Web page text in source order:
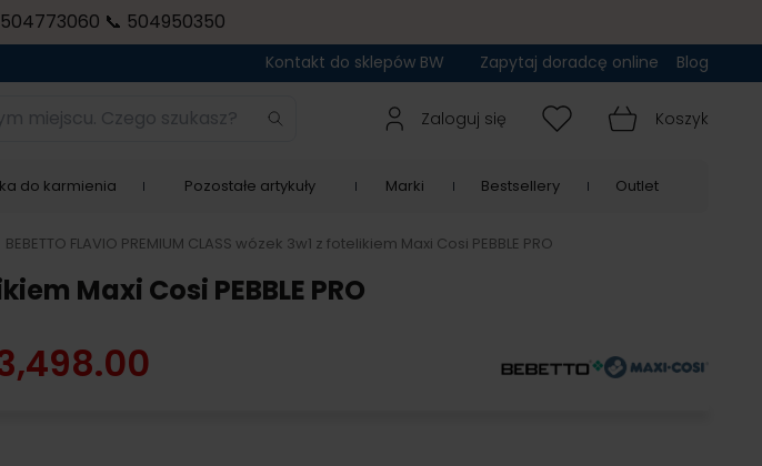
📞 504950350
Kontakt do sklepów BW Zapytaj doradcę online Blog
Czego szukasz? Zaloguj się Koszyk
do karmienia Pozostałe artykuły Marki Bestsellery Outlet
BEBETTO FLAVIO PREMIUM CLASS wózek 3w1 z fotelikiem Maxi Cosi PEBBLE PRO
Maxi Cosi PEBBLE PRO